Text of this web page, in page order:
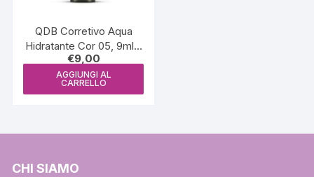
QDB Corretivo Aqua
Hidratante Cor 05, 9ml –
QDB6124
€9,00
AGGIUNGI AL
CARRELLO
CHI SIAMO